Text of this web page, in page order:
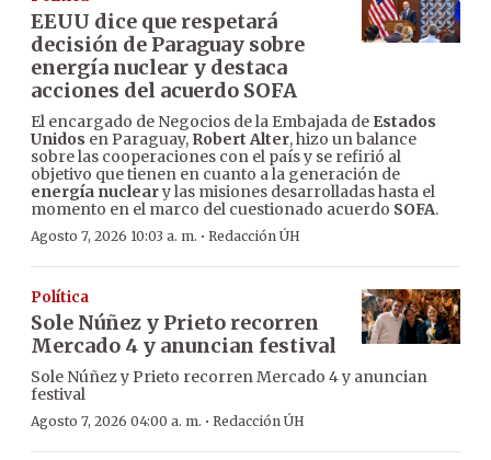
EEUU dice que respetará
decisión de Paraguay sobre
energía nuclear y destaca
acciones del acuerdo SOFA
El encargado de Negocios de la Embajada de Estados
Unidos en Paraguay, Robert Alter, hizo un balance
sobre las cooperaciones con el país y se refirió al
objetivo que tienen en cuanto a la generación de
energía nucleary las misiones desarrolladas hasta el
momento en el marco del cuestionado acuerdo SOFA.
Agosto 7, 2026 10:03 a. m. · Redacción ÚH
Política
Sole Núñez y Prieto recorren
Mercado 4 y anuncian festival
Sole Núñez y Prieto recorren Mercado 4 y anuncian
festival
Agosto 7, 2026 04:00 a. m. · Redacción ÚH